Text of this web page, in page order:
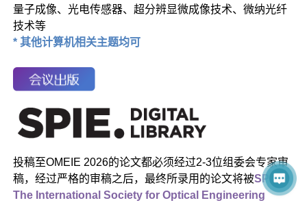
量子成像、光电传感器、超分辨显微成像技术、微纳光纤
技术等
* 其他计算机相关主题均可
投稿至OMEIE 2026的论文都必须经过2-3位组委会专家审
稿，经过严格的审稿之后，最终所录用的论文将被SPIE -
The International Society for Optical Engineering